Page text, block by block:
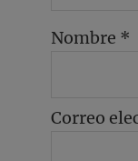
Nombre *
Correo